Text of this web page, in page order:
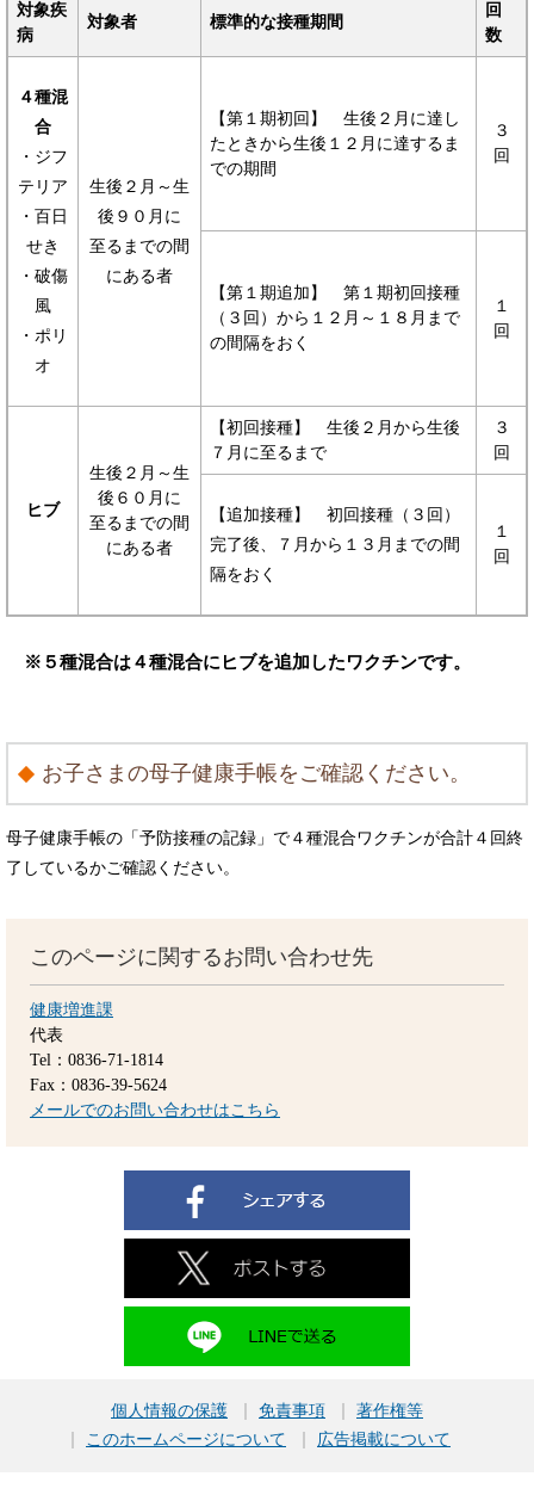
対象疾
病
対象者 標準的な接種期間
回
数
４種混
合
・ジフ
テリア
・百日
せき
・破傷
風
・ポリ
オ
生後２月～生
後９０月に
至るまでの間
にある者
【第１期初回】 生後２月に達し
たときから生後１２月に達するま
での期間
３
回
【第１期追加】 第１期初回接種
（３回）から１２月～１８月まで
の間隔をおく
１
回
ヒブ
生後２月～生
後６０月に
至るまでの間
にある者
【初回接種】 生後２月から生後
７月に至るまで
３
回
【追加接種】 初回接種（３回）
完了後、７月から１３月までの間
隔をおく
１
回
※５種混合は４種混合にヒブを追加したワクチンです。
お子さまの母子健康手帳をご確認ください。
母子健康手帳の「予防接種の記録」で４種混合ワクチンが合計４回終
了しているかご確認ください。
このページに関するお問い合わせ先
健康増進課
代表
Tel：0836-71-1814
Fax：0836-39-5624
メールでのお問い合わせはこちら
個人情報の保護 免責事項
著作権等
このホームページについて
広告掲載について